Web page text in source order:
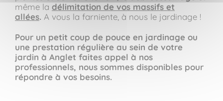
même la délimitation de vos massifs et
allées. A vous la farniente, à nous le jardinage !
Pour un petit coup de pouce en jardinage ou
une prestation régulière au sein de votre
jardin à Anglet faites appel à nos
professionnels, nous sommes disponibles pour
répondre à vos besoins.